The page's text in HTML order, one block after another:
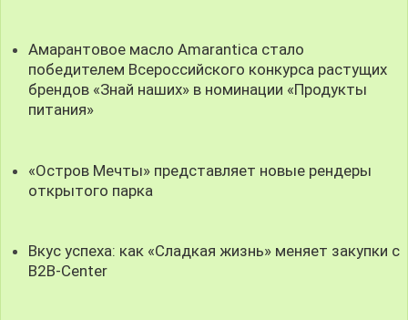
Амарантовое масло Amarantica стало
победителем Всероссийского конкурса растущих
брендов «Знай наших» в номинации «Продукты
питания»
«Остров Мечты» представляет новые рендеры
открытого парка
Вкус успеха: как «Сладкая жизнь» меняет закупки с
B2B-Center